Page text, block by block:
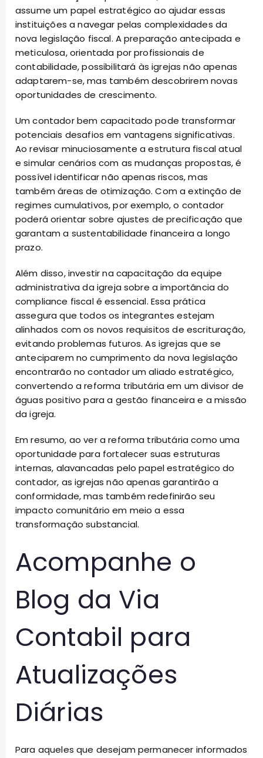
assume um papel estratégico ao ajudar essas
instituições a navegar pelas complexidades da
nova legislação fiscal. A preparação antecipada e
meticulosa, orientada por profissionais de
contabilidade, possibilitará às igrejas não apenas
adaptarem-se, mas também descobrirem novas
oportunidades de crescimento.
Um contador bem capacitado pode transformar
potenciais desafios em vantagens significativas.
Ao revisar minuciosamente a estrutura fiscal atual
e simular cenários com as mudanças propostas, é
possível identificar não apenas riscos, mas
também áreas de otimização. Com a extinção de
regimes cumulativos, por exemplo, o contador
poderá orientar sobre ajustes de precificação que
garantam a sustentabilidade financeira a longo
prazo.
Além disso, investir na capacitação da equipe
administrativa da igreja sobre a importância do
compliance fiscal é essencial. Essa prática
assegura que todos os integrantes estejam
alinhados com os novos requisitos de escrituração,
evitando problemas futuros. As igrejas que se
anteciparem no cumprimento da nova legislação
encontrarão no contador um aliado estratégico,
convertendo a reforma tributária em um divisor de
águas positivo para a gestão financeira e a missão
da igreja.
Em resumo, ao ver a reforma tributária como uma
oportunidade para fortalecer suas estruturas
internas, alavancadas pelo papel estratégico do
contador, as igrejas não apenas garantirão a
conformidade, mas também redefinirão seu
impacto comunitário em meio a essa
transformação substancial.
Acompanhe o
Blog da Via
Contabil para
Atualizações
Diárias
Para aqueles que desejam permanecer informados